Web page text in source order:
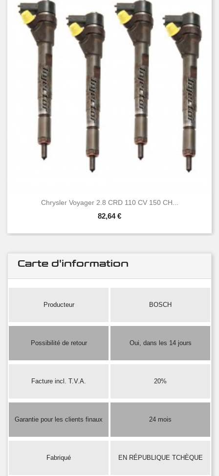
Chrysler Voyager 2.8 CRD 110 CV 150 CH...
82,64 €
Carte d'information
Producteur BOSCH
Possibilité de retour Oui, dans les 14 jours
Facture incl. T.V.A. 20%
Garantie pour les clients finaux 24 mois
Fabriqué EN RÉPUBLIQUE TCHÈQUE